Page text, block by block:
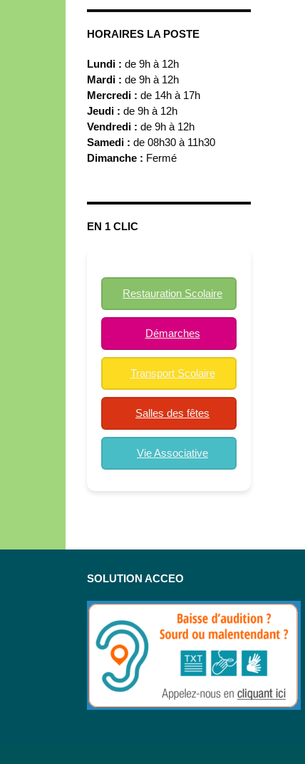
HORAIRES LA POSTE
Lundi : de 9h à 12h
Mardi : de 9h à 12h
Mercredi : de 14h à 17h
Jeudi : de 9h à 12h
Vendredi : de 9h à 12h
Samedi : de 08h30 à 11h30
Dimanche : Fermé
EN 1 CLIC
Restauration Scolaire
Démarches
Transport Scolaire
Salles des fêtes
Vie Associative
SOLUTION ACCEO